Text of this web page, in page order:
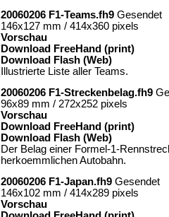
20060206 F1-Teams.fh9 Gesendet
146x127 mm / 414x360 pixels
Vorschau
Download FreeHand (print)
Download Flash (Web)
Illustrierte Liste aller Teams.
20060206 F1-Streckenbelag.fh9
96x89 mm / 272x252 pixels
Vorschau
Download FreeHand (print)
Download Flash (Web)
Der Belag einer Formel-1-
herkoemmlichen Autobahn.
20060206 F1-Japan.fh9 Gesendet
146x102 mm / 414x289 pixels
Vorschau